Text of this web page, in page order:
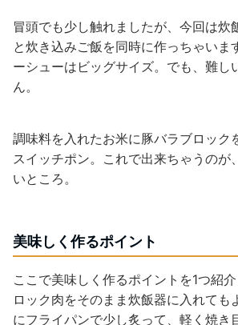
冒頭でも少し触れましたが、今回は炊
と炊き込みご飯を同時に作っちゃいま
ーシューはビッグサイズ。でも、難し
ん。
調味料を入れたお米に豚バラブロック
スイッチポン。これで出来ちゃうのが
いところ。
美味しく作るポイント
ここで美味しく作るポイントを1つ紹
ロック肉をそのまま炊飯器に入れても
にフライパンで少し炙って、軽く焼き